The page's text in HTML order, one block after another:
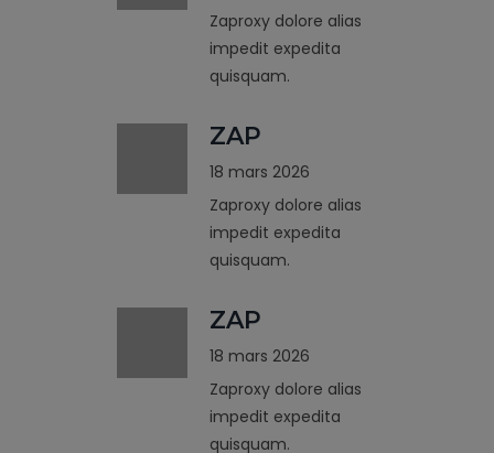
Zaproxy dolore alias
impedit expedita
quisquam.
ZAP
18 mars 2026
Zaproxy dolore alias
impedit expedita
quisquam.
ZAP
18 mars 2026
Zaproxy dolore alias
impedit expedita
quisquam.